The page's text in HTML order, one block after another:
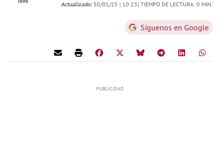
Actualizado: 30/01/25 | 10:23| TIEMPO DE LECTURA: 0 MIN.
Síguenos en Google